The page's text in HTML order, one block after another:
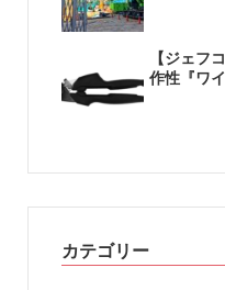
【ジェフ
作性『ワ
カテゴリー